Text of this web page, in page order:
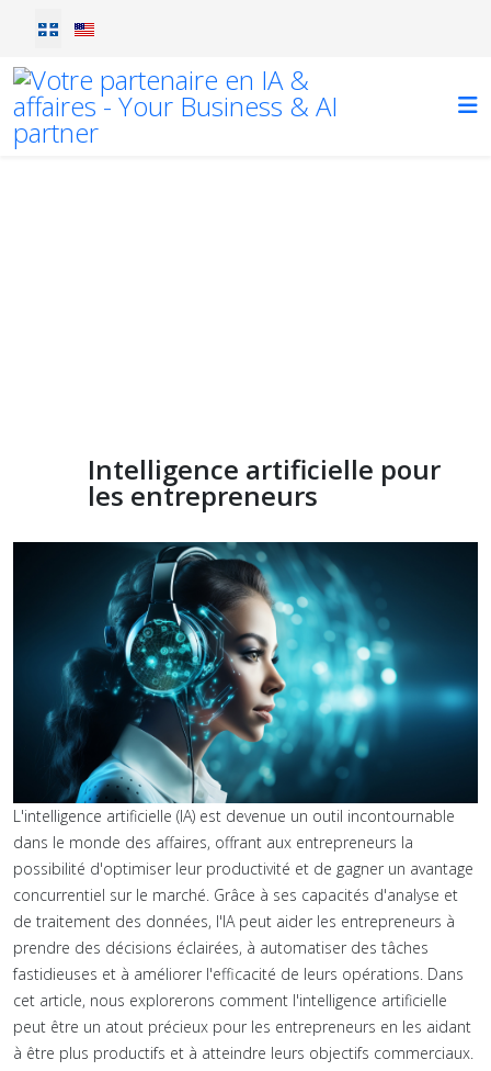
Sélectionnez votre langue
Intelligence artificielle pour
les entrepreneurs
L'intelligence artificielle (IA) est devenue un outil incontournable
dans le monde des affaires, offrant aux entrepreneurs la
possibilité d'optimiser leur productivité et de gagner un avantage
concurrentiel sur le marché. Grâce à ses capacités d'analyse et
de traitement des données, l'IA peut aider les entrepreneurs à
prendre des décisions éclairées, à automatiser des tâches
fastidieuses et à améliorer l'efficacité de leurs opérations. Dans
cet article, nous explorerons comment l'intelligence artificielle
peut être un atout précieux pour les entrepreneurs en les aidant
à être plus productifs et à atteindre leurs objectifs commerciaux.